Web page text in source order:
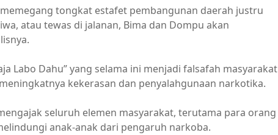
tongkat estafet pembangunan daerah justru
atau tewas di jalanan, Bima dan Dompu akan
Labo Dahu” yang selama ini menjadi falsafah masyarakat
kekerasan dan penyalahgunaan narkotika.
seluruh elemen masyarakat, terutama para orang
anak-anak dari pengaruh narkoba.